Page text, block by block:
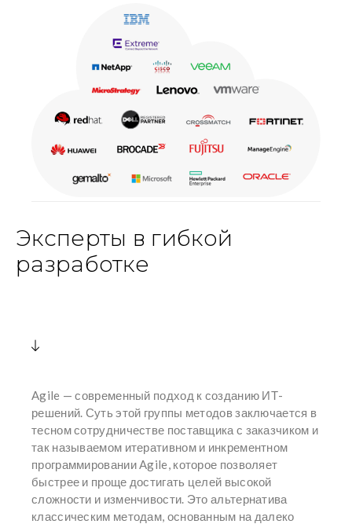
Эксперты в гибкой
разработке
Agile — современный подход к созданию ИТ-
решений. Суть этой группы методов заключается в
тесном сотрудничестве поставщика с заказчиком и
так называемом итеративном и инкрементном
программировании Agile, которое позволяет
быстрее и проще достигать целей высокой
сложности и изменчивости. Это альтернатива
классическим методам, основанным на далеко